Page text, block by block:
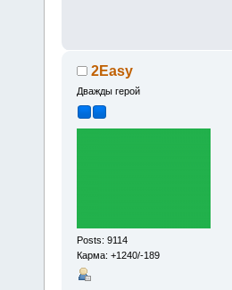
2Easy
Дважды герой
Posts: 9114
Карма: +1240/-189